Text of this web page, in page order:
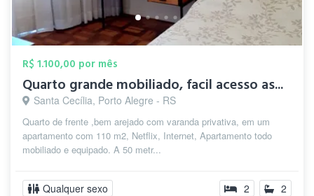
R$ 1.100,00 por mês
Quarto grande mobiliado, facil acesso as...
Santa Cecília, Porto Alegre - RS
Quarto de frente ,bem arejado com varanda privativa, em um
apartamento com 110 m2, Netflix, Internet, Apartamento todo
mobiliado e equipado. A 50 metr...
Qualquer sexo 2 2